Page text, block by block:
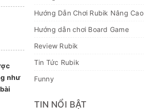
như
Hướng Dẫn Chơi Rubik Nâng Cao
Hướng dẫn chơi Board Game
Review Rubik
Tin Tức Rubik
Funny
TIN NỔI BẬT